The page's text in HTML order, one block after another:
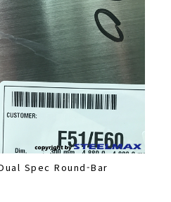
Spec Round-Bar